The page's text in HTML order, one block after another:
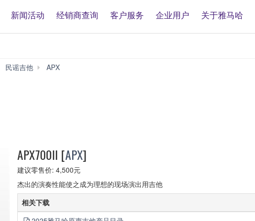
新闻活动 经销商查询 客户服务 企业用户 关于雅马哈
民谣吉他
APX
APX700II [APX]
建议零售价: 4,500元
杰出的演奏性能使之成为理想的现场演出用吉他
相关下载